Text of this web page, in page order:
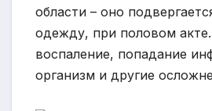
области – оно
одежду, при половом
воспаление, попадание
организм и другие